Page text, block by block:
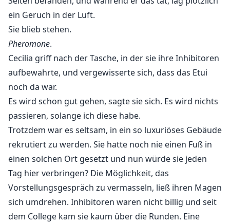
ein Geruch in der Luft.
Sie blieb stehen.
Pheromone.
Cecilia griff nach der Tasche, in der sie ihre Inhibitoren
aufbewahrte, und vergewisserte sich, dass das Etui
noch da war.
Es wird schon gut gehen, sagte sie sich. Es wird nichts
passieren, solange ich diese habe.
Trotzdem war es seltsam, in ein so luxuriöses Gebäude
rekrutiert zu werden. Sie hatte noch nie einen Fuß in
einen solchen Ort gesetzt und nun würde sie jeden
Tag hier verbringen? Die Möglichkeit, das
Vorstellungsgespräch zu vermasseln, ließ ihren Magen
sich umdrehen. Inhibitoren waren nicht billig und seit
dem College kam sie kaum über die Runden. Eine